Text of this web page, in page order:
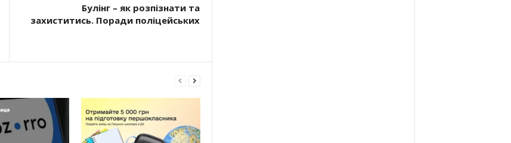
Булінг – як розпізнати та
захиститись. Поради поліцейських